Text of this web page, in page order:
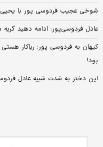
شوخی عجیب فردوسی پور با
عادل فردوسی‌پور: ادامه دهید گریه
کیهان به فردوسی پور: ریاکار
بود!
این دختر به شدت شبیه عادل